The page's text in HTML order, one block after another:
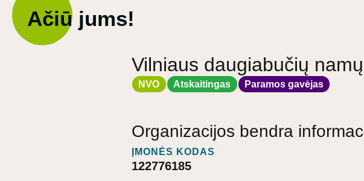
Ačiū jums!
Vilniaus daugiabučių
NVO Atskaitingas Paramos gavėjas
Organizacijos bendra
ĮMONĖS KODAS
122776185